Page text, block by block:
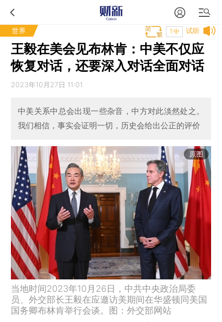
世界 试听
T中
王毅在美会见布林肯：中美不仅应
恢复对话，还要深入对话全面对话
2023年10月27日 11:01
中美关系中总会出现一些杂音，中方对此淡然处之。
我们相信，事实会证明一切，历史会给出公正的评价
原图
当地时间2023年10月26日，中共中央政治局委
员、外交部长王毅在应邀访美期间在华盛顿同美国
国务卿布林肯举行会谈。图：外交部网站